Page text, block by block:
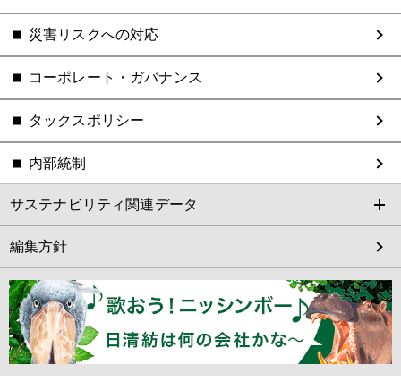
災害リスクへの対応
コーポレート・ガバナンス
タックスポリシー
内部統制
サステナビリティ関連データ
編集方針